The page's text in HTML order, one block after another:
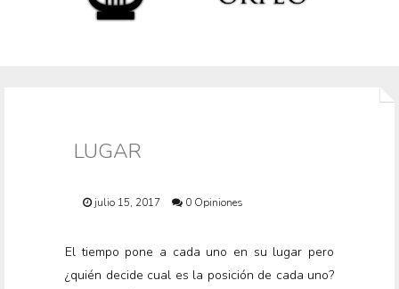
LUGAR
julio 15, 2017 0 Opiniones
El tiempo pone a cada uno en su lugar pero
¿quién decide cual es la posición de cada uno?